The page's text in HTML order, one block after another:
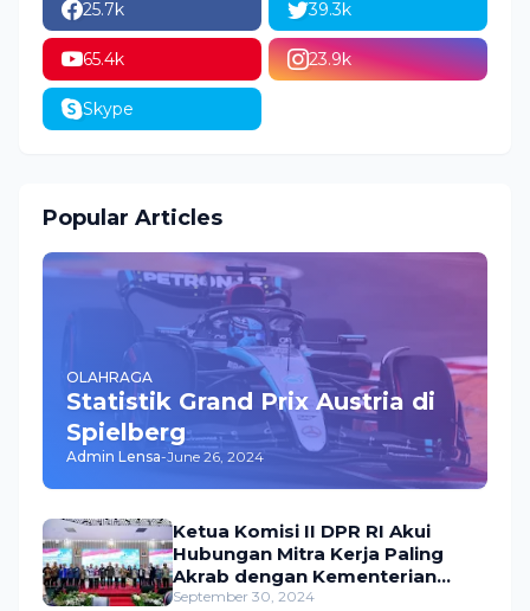
25.7k 39.3k
65.4k 23.9k
Skype
Popular Articles
OLAHRAGA
Statistik Grand Prix Austria di
Spielberg
Admin Lensa-June 26, 2024
Ketua Komisi II DPR RI Akui
Hubungan Mitra Kerja Paling
Akrab dengan Kementerian
ATR/BPN
September 30, 2024